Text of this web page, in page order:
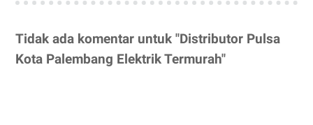
Tidak ada komentar untuk "Distributor Pulsa
Kota Palembang Elektrik Termurah"